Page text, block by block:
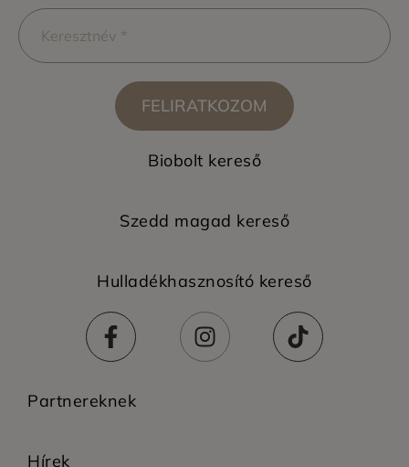
FELIRATKOZOM
Biobolt kereső
Szedd magad kereső
Hulladékhasznosító kereső
Partnereknek
Hírek